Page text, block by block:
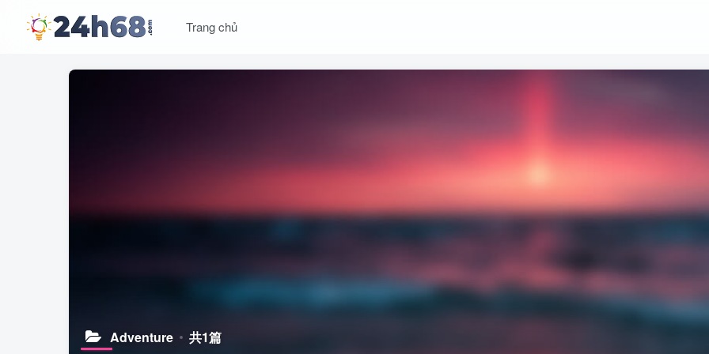
Trang chủ
Adventure 共1篇